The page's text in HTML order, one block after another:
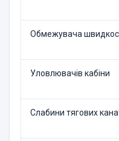
Обмежувача
Уловлювачів кабіни
Слабини тягових